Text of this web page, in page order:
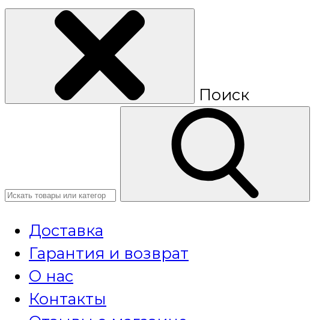
Поиск
Доставка
Гарантия и возврат
О нас
Контакты